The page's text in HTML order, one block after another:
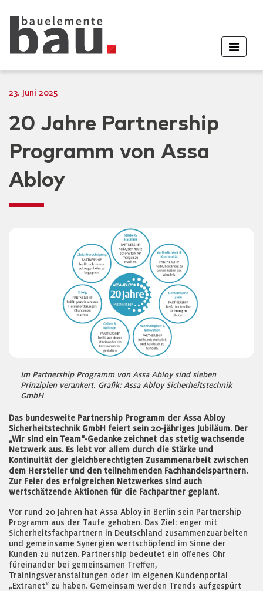
23. Juni 2025
20 Jahre Partnership
Programm von Assa
Abloy
Im Partnership Programm von Assa Abloy sind sieben
Prinzipien verankert. Grafik: Assa Abloy Sicherheitstechnik
GmbH
Das bundesweite Partnership Programm der Assa Abloy
Sicherheitstechnik GmbH feiert sein 20-jähriges Jubiläum. Der
„Wir sind ein Team“-Gedanke zeichnet das stetig wachsende
Netzwerk aus. Es lebt vor allem durch die Stärke und
Kontinuität der gleichberechtigten Zusammenarbeit zwischen
dem Hersteller und den teilnehmenden Fachhandelspartnern.
Zur Feier des erfolgreichen Netzwerkes sind auch
wertschätzende Aktionen für die Fachpartner geplant.
Vor rund 20 Jahren hat Assa Abloy in Berlin sein Partnership
Programm aus der Taufe gehoben. Das Ziel: enger mit
Sicherheitsfachpartnern in Deutschland zusammenzuarbeiten
und gemeinsame Synergien wertschöpfend im Sinne der
Kunden zu nutzen. Partnership bedeutet ein offenes Ohr
füreinander bei gemeinsamen Treffen,
Trainingsveranstaltungen oder im eigenen Kundenportal
„Extranet“ zu haben. Gemeinsam werden Trends aufgespürt